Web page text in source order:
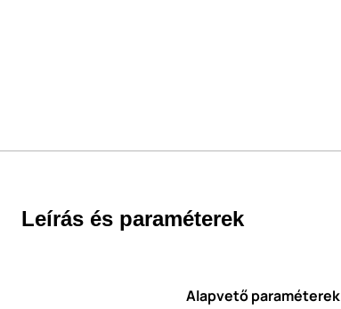
Leírás és paraméterek
Alapvető paraméterek